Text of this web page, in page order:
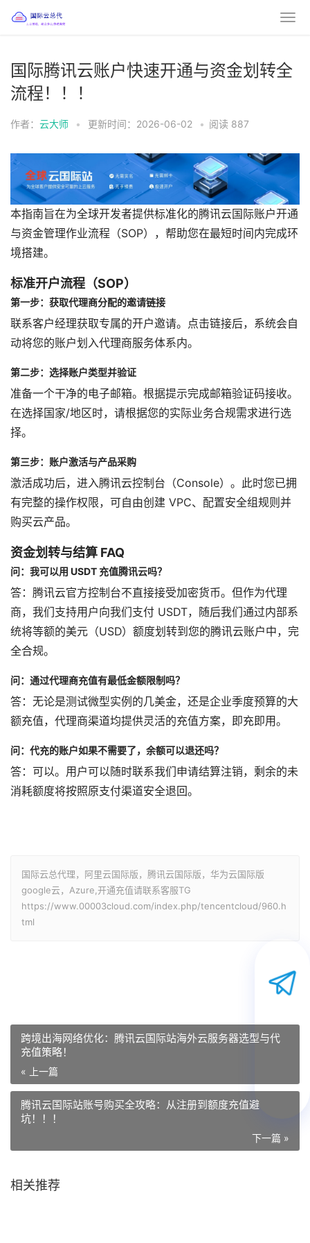
国际腾讯云账户快速开通与资金划转全
流程！！！
作者： 云大师 • 更新时间：2026-06-02 • 阅读 887
本指南旨在为全球开发者提供标准化的腾讯云国际账户开通
与资金管理作业流程（SOP），帮助您在最短时间内完成环
境搭建。
标准开户流程（SOP）
第一步：获取代理商分配的邀请链接
联系客户经理获取专属的开户邀请。点击链接后，系统会自
动将您的账户划入代理商服务体系内。
第二步：选择账户类型并验证
准备一个干净的电子邮箱。根据提示完成邮箱验证码接收。
在选择国家/地区时，请根据您的实际业务合规需求进行选
择。
第三步：账户激活与产品采购
激活成功后，进入腾讯云控制台（Console）。此时您已拥
有完整的操作权限，可自由创建 VPC、配置安全组规则并
购买云产品。
资金划转与结算 FAQ
问：我可以用 USDT 充值腾讯云吗？
答：腾讯云官方控制台不直接接受加密货币。但作为代理
商，我们支持用户向我们支付 USDT，随后我们通过内部系
统将等额的美元（USD）额度划转到您的腾讯云账户中，完
全合规。
问：通过代理商充值有最低金额限制吗？
答：无论是测试微型实例的几美金，还是企业季度预算的大
额充值，代理商渠道均提供灵活的充值方案，即充即用。
问：代充的账户如果不需要了，余额可以退还吗？
答：可以。用户可以随时联系我们申请结算注销，剩余的未
消耗额度将按照原支付渠道安全退回。
国际云总代理，阿里云国际版，腾讯云国际版，华为云国际版
google云，Azure,开通充值请联系客服TG
https://www.00003cloud.com/index.php/tencentcloud/960.h
tml
跨境出海网络优化：腾讯云国际站海外云服务器选型与代
充值策略！
« 上一篇
腾讯云国际站账号购买全攻略：从注册到额度充值避
坑！！！
下一篇 »
相关推荐